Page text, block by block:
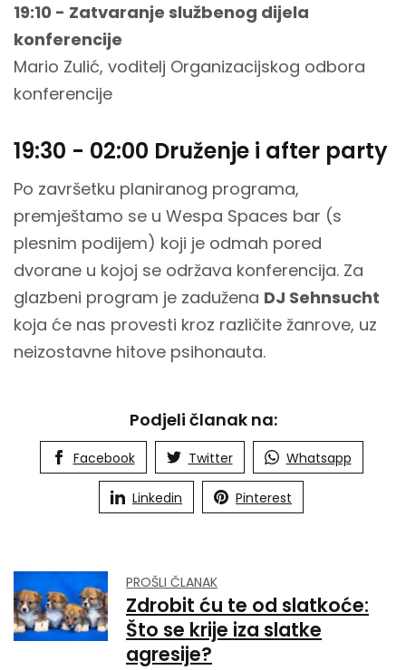
19:10 - Zatvaranje službenog dijela
konferencije
Mario Zulić, voditelj Organizacijskog odbora
konferencije
19:30 - 02:00 Druženje i after party
Po završetku planiranog programa,
premještamo se u Wespa Spaces bar (s
plesnim podijem) koji je odmah pored
dvorane u kojoj se održava konferencija. Za
glazbeni program je zadužena DJ Sehnsucht
koja će nas provesti kroz različite žanrove, uz
neizostavne hitove psihonauta.
Podjeli članak na:
Facebook Twitter Whatsapp
Linkedin Pinterest
PROŠLI ČLANAK
Zdrobit ću te od slatkoće:
Što se krije iza slatke
agresije?